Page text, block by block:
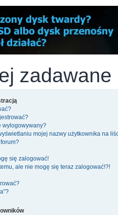
zadawane
wylogowywany?
mojej nazwy użytkownika na
się zalogować!
ale nie mogę się teraz zalogować!?!